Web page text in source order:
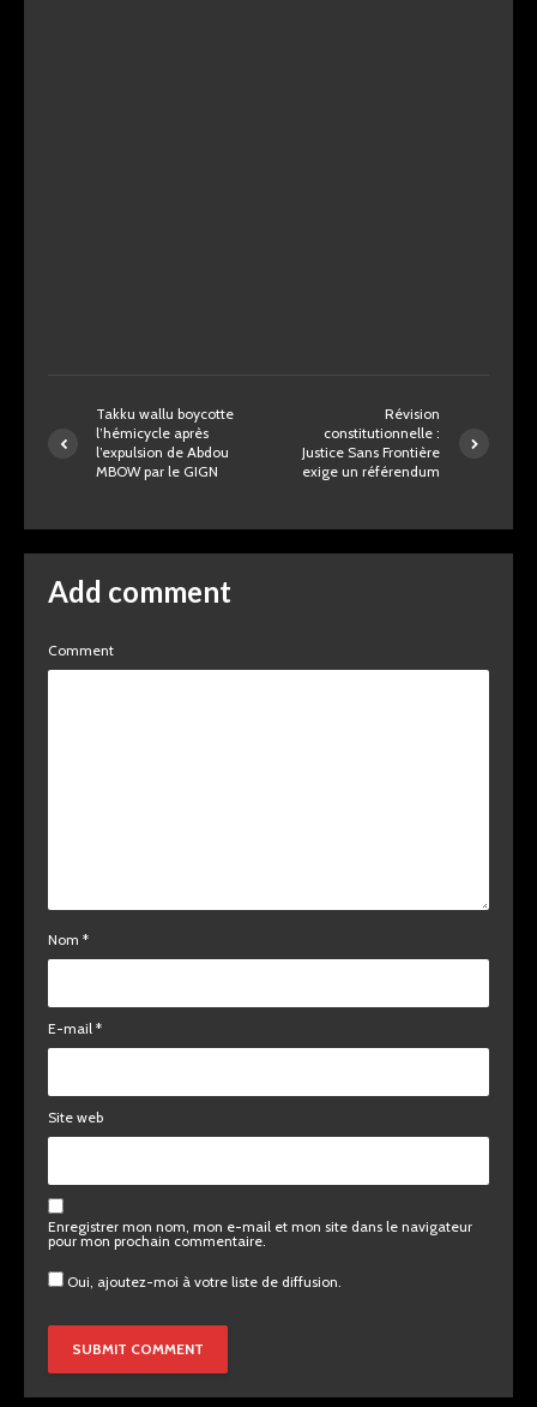
Takku wallu boycotte
l’hémicycle après
l’expulsion de Abdou
MBOW par le GIGN
Révision
constitutionnelle :
Justice Sans Frontière
exige un référendum
Add comment
Comment
Nom *
E-mail *
Site web
Enregistrer mon nom, mon e-mail et mon site dans le navigateur
pour mon prochain commentaire.
Oui, ajoutez-moi à votre liste de diffusion.